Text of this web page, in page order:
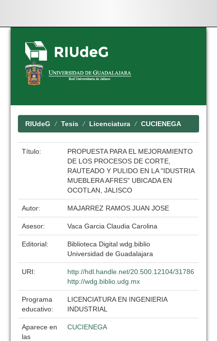
Skip
navigation
RIUdeG Tesis Licenciatura CUCIENEGA
Título:
PROPUESTA PARA EL MEJORAMIENTO
DE LOS PROCESOS DE CORTE,
RAUTEADO Y PULIDO EN LA "IDUSTRIA
MUEBLERA AFRES" UBICADA EN
OCOTLAN, JALISCO
Autor: MAJARREZ RAMOS JUAN JOSE
Asesor: Vaca Garcia Claudia Carolina
Editorial:
Biblioteca Digital wdg.biblio
Universidad de Guadalajara
URI:
http://hdl.handle.net/20.500.12104/31786
http://wdg.biblio.udg.mx
Programa
educativo:
LICENCIATURA EN INGENIERIA
INDUSTRIAL
Aparece en
las
CUCIENEGA